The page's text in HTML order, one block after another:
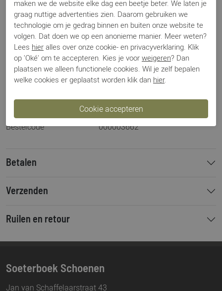
Specificaties
Merk
Hispanitas
Artikelnummer
BHV264858
Los voetbed
Nee
Kleur
Beige
Materiaal
Leer
Bestelcode
000003662
Betalen
Verzenden
Ruilen en retour
Soeterboek Schoenen
Jan van Schaffelaarstraat 43
maken we de website elke dag een beetje beter. We laten je
graag nuttige advertenties zien. Daarom gebruiken we
technologie om je gedrag binnen en buiten onze website te
volgen. Dat doen we op een anonieme manier. Meer weten?
Lees hier alles over onze cookie- en privacyverklaring. Klik
op 'Oké' om te accepteren. Kies je voor weigeren? Dan
plaatsen we alleen functionele cookies. Wil je zelf bepalen
welke cookies er geplaatst worden klik dan hier.